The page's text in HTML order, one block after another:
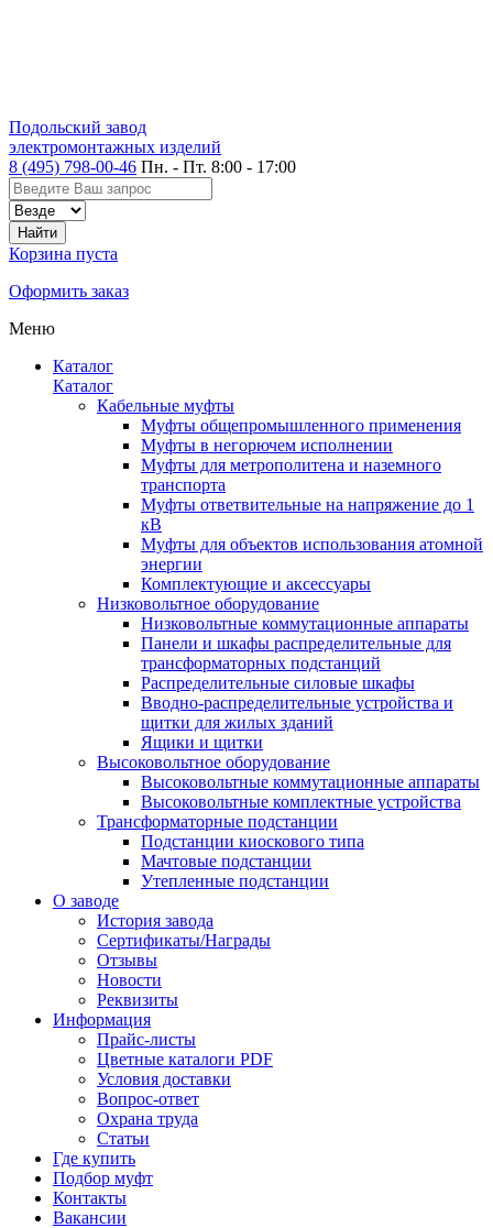
Подольский завод
электромонтажных изделий
8 (495) 798-00-46 Пн. - Пт. 8:00 - 17:00
Корзина пуста
Оформить заказ
Меню
Каталог
Каталог
Кабельные муфты
Муфты общепромышленного применения
Муфты в негорючем исполнении
Муфты для метрополитена и наземного
транспорта
Муфты ответвительные на напряжение до 1
кВ
Муфты для объектов использования атомной
энергии
Комплектующие и аксессуары
Низковольтное оборудование
Низковольтные коммутационные аппараты
Панели и шкафы распределительные для
трансформаторных подстанций
Распределительные силовые шкафы
Вводно-распределительные устройства и
щитки для жилых зданий
Ящики и щитки
Высоковольтное оборудование
Высоковольтные коммутационные аппараты
Высоковольтные комплектные устройства
Трансформаторные подстанции
Подстанции киоскового типа
Мачтовые подстанции
Утепленные подстанции
О заводе
История завода
Сертификаты/Награды
Отзывы
Новости
Реквизиты
Информация
Прайс-листы
Цветные каталоги PDF
Условия доставки
Вопрос-ответ
Охрана труда
Статьи
Где купить
Подбор муфт
Контакты
Вакансии